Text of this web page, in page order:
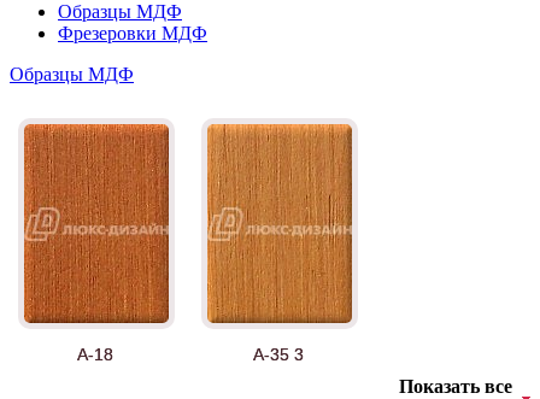
Образцы МДФ
Фрезеровки МДФ
Образцы МДФ
А-18 А-35 3
Показать все